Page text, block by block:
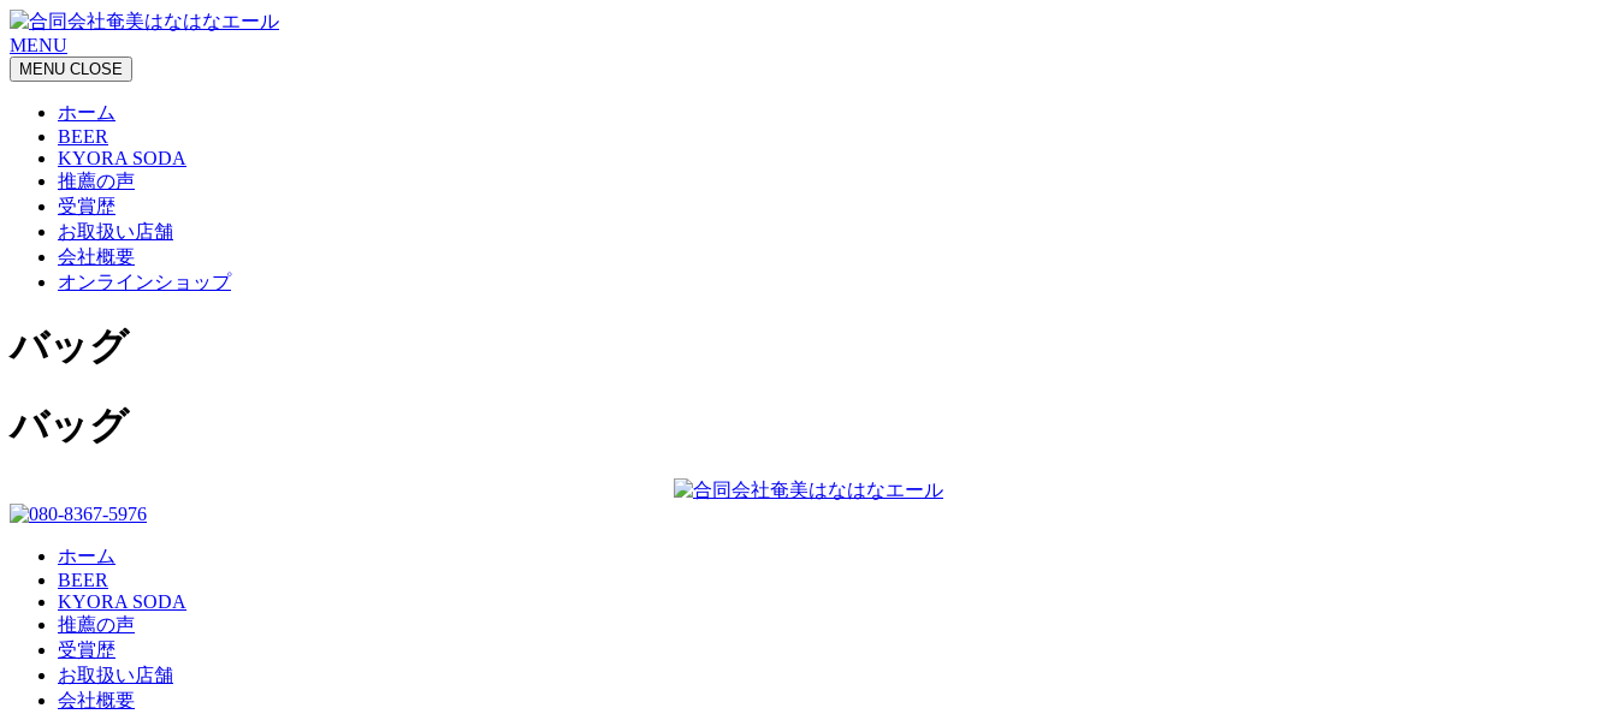
MENU
MENU CLOSE
ホーム
BEER
KYORA SODA
推薦の声
受賞歴
お取扱い店舗
会社概要
オンラインショップ
バッグ
バッグ
ホーム
BEER
KYORA SODA
推薦の声
受賞歴
お取扱い店舗
会社概要